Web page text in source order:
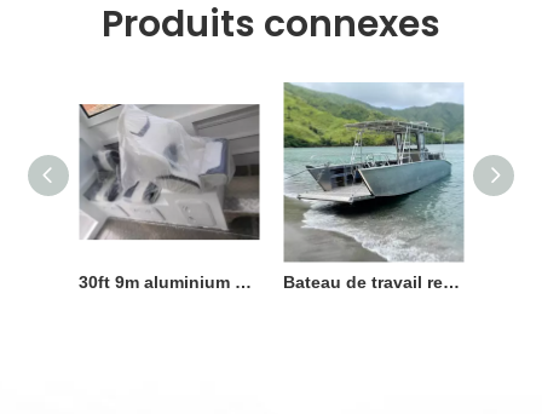
Produits connexes
30ft 9m aluminium 3 tonnes charge utile île espérant vitesse cabine bateau de travail bateau de pêche bateau de débarquement à vendre Bateau de travail remorquable en aluminium de transport de marchandises de bateau du bateau 9m*2.45m de débarquement